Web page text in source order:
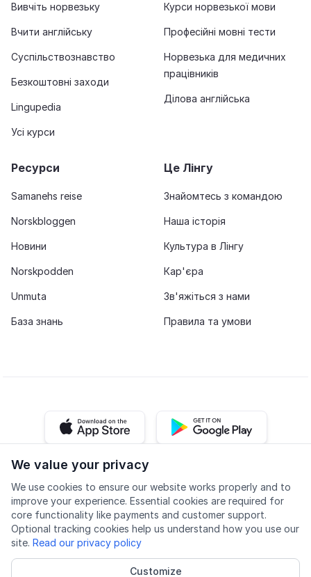
We value your privacy
We use cookies to ensure our website works properly and to
improve your experience. Essential cookies are required for
core functionality like payments and customer support.
Optional tracking cookies help us understand how you use our
site. Read our privacy policy
Customize
Вивчіть норвезьку
Вчити англійську
Суспільствознавство
Безкоштовні заходи
Lingupedia
Усі курси
Курси норвезької мови
Професійні мовні тести
Норвезька для медичних
працівників
Ділова англійська
Ресурси
Samanehs reise
Norskbloggen
Новини
Norskpodden
Unmuta
База знань
Це Лінгу
Знайомтесь з командою
Наша історія
Культура в Лінгу
Кар'єра
Зв'яжіться з нами
Правила та умови
iOS app Android app
FacebookInstagramYoutubeLinkedIn
Cookie settings